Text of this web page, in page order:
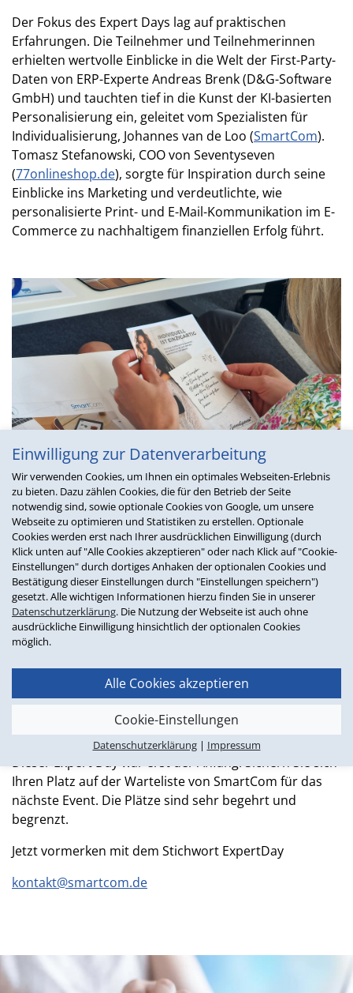
Einwilligung zur Datenverarbeitung
Wir verwenden Cookies, um Ihnen ein optimales Webseiten-Erlebnis
zu bieten. Dazu zählen Cookies, die für den Betrieb der Seite
notwendig sind, sowie optionale Cookies von Google, um unsere
Webseite zu optimieren und Statistiken zu erstellen. Optionale
Cookies werden erst nach Ihrer ausdrücklichen Einwilligung (durch
Klick unten auf "Alle Cookies akzeptieren" oder nach Klick auf "Cookie-
Einstellungen" durch dortiges Anhaken der optionalen Cookies und
Bestätigung dieser Einstellungen durch "Einstellungen speichern")
gesetzt. Alle wichtigen Informationen hierzu finden Sie in unserer
Datenschutzerklärung. Die Nutzung der Webseite ist auch ohne
ausdrückliche Einwilligung hinsichtlich der optionalen Cookies
möglich.
Alle Cookies akzeptieren
Cookie-Einstellungen
Datenschutzerklärung| Impressum
Der Fokus des Expert Days lag auf praktischen
Erfahrungen. Die Teilnehmer und Teilnehmerinnen
erhielten wertvolle Einblicke in die Welt der First-Party-
Daten von ERP-Experte Andreas Brenk (D&G-Software
GmbH) und tauchten tief in die Kunst der KI-basierten
Personalisierung ein, geleitet vom Spezialisten für
Individualisierung, Johannes van de Loo (SmartCom).
Tomasz Stefanowski, COO von Seventyseven
(77onlineshop.de), sorgte für Inspiration durch seine
Einblicke ins Marketing und verdeutlichte, wie
personalisierte Print- und E-Mail-Kommunikation im E-
Commerce zu nachhaltigem finanziellen Erfolg führt.
Weitere Höhepunkte waren zweifellos die
Besichtigungen vor Ort. Mit der an das VS/4
angebundenen, modernen Lagertechnologie von
Autostore des Outfit-Versenders Seventyseven, sowie
dem Pionier von individualisierter Printkommunikation
der Michael Schiffer Dialog GmbH. Hier präsentierte
was für alle Teilnehmer und Teilnehmerinnen äußerst
spannend war.
Hier geht's zum Imagevideo des Expert Days
Dieser Expert Day war erst der Anfang. Sichern Sie sich
Ihren Platz auf der Warteliste von SmartCom für das
nächste Event. Die Plätze sind sehr begehrt und
begrenzt.
Jetzt vormerken mit dem Stichwort ExpertDay
kontakt@smartcom.de